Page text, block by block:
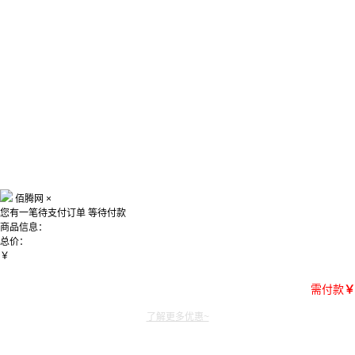
佰腾网 ×
您有一笔待支付订单 等待付款
商品信息：
总价：
￥
需付款￥
了解更多优惠~